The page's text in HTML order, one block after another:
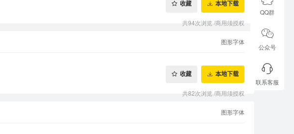
收藏 本地下载
共94次浏览/商用须授权
图形字体
收藏 本地下载
共82次浏览/商用须授权
图形字体
QQ群
公众号
联系客服